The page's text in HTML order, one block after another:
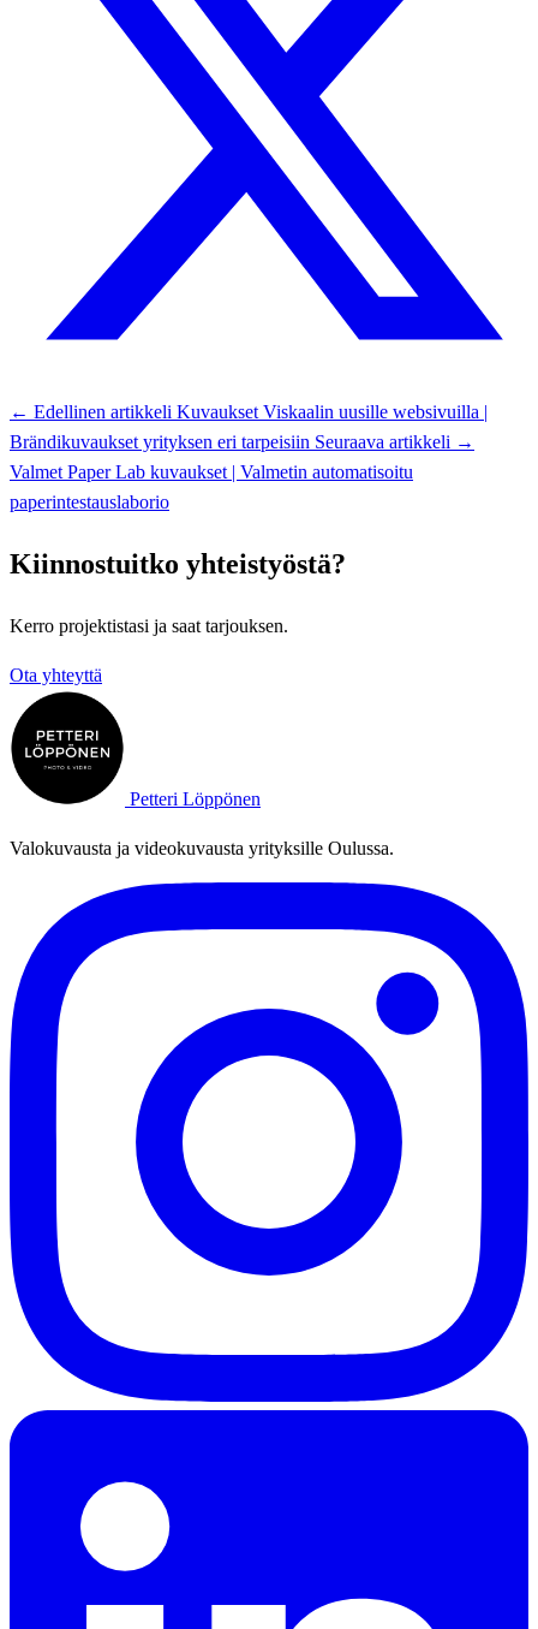
← Edellinen artikkeli Kuvaukset Viskaalin uusille websivuilla |
Brändikuvaukset yrityksen eri tarpeisiin Seuraava artikkeli →
Valmet Paper Lab kuvaukset | Valmetin automatisoitu
paperintestauslaborio
Kiinnostuitko yhteistyöstä?
Kerro projektistasi ja saat tarjouksen.
Ota yhteyttä
Petteri Löppönen
Valokuvausta ja videokuvausta yrityksille Oulussa.